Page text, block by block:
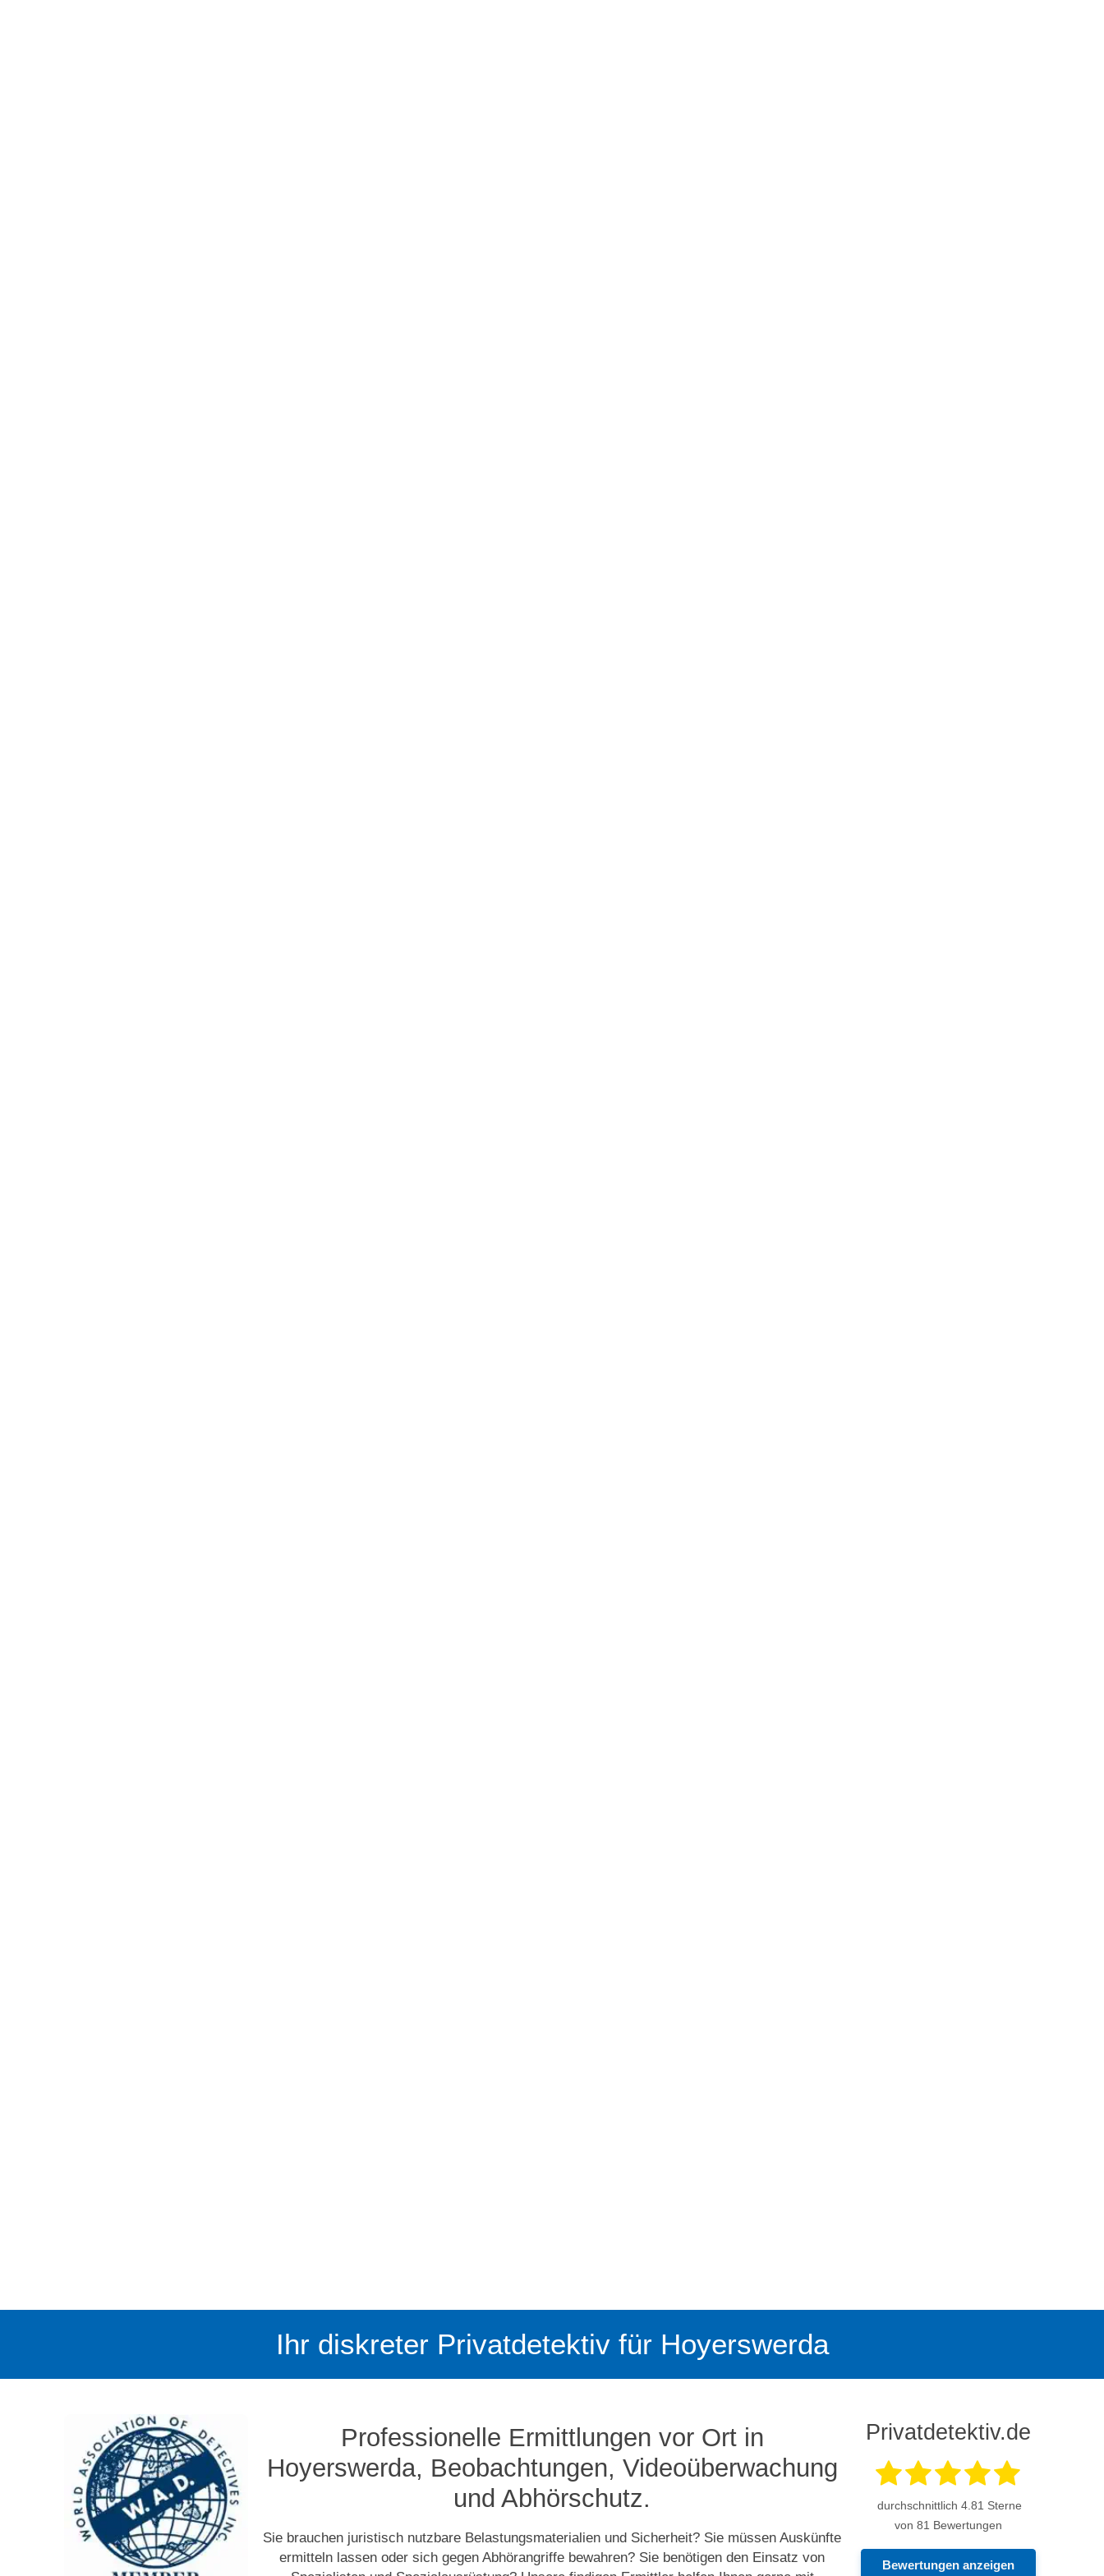
Ihr diskreter Privatdetektiv für Hoyerswerda
Professionelle Ermittlungen vor Ort in
Hoyerswerda, Beobachtungen, Video­­überwachung
und Abhörschutz.
Sie brauchen juristisch nutzbare Belastungsmaterialien und Sicherheit? Sie müssen Auskünfte
ermitteln lassen oder sich gegen Abhörangriffe bewahren? Sie benötigen den Einsatz von
Privatdetektiv.de
durchschnittlich4.81 Sterne
von 81 Bewertungen
Bewertungen anzeigen